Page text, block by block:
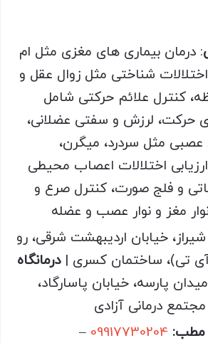
: درمان بیماری های مغزی مثل ام
شناختی مثل زوال عقل و
کنترل علائم حرکتی شامل
حرکت، لرزش و سفتی عضلانی،
عصبی مثل سردرد، میگرن،
ارزیابی اختلالات اعصاب محیطی
و فلج صورت، کنترل صرع و
مغز و نوار عصب و عضله
شیراز، خیابان اردیبهشت شرقی، رو
درمانگاه
پارسه، خیابان پاسارگاد،
مجتمع درمانی آزادی
مطب:
–